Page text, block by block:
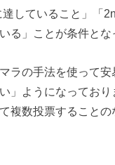
していること」「
る」ことが条件とな
ラの手法を使って
」ようになってお
複数投票することの